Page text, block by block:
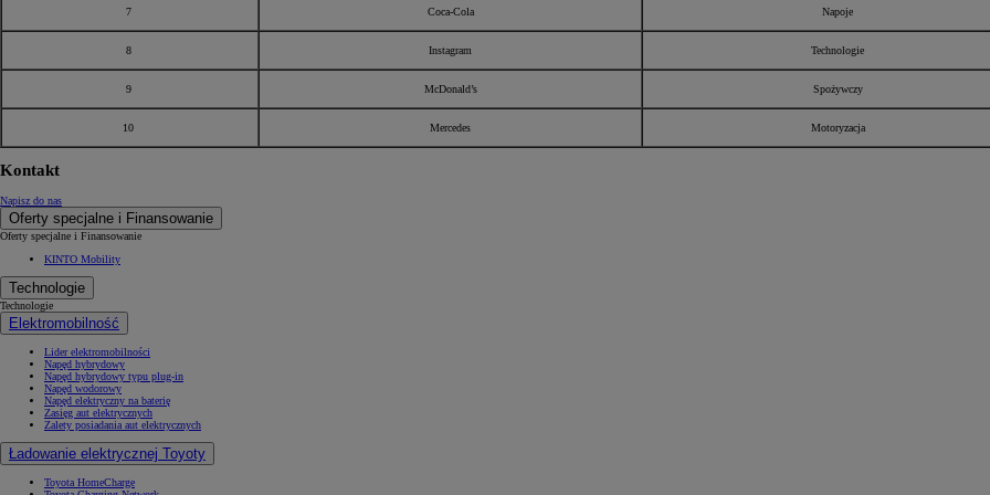
7 Coca-Cola Napoje
8 Instagram Technologie
9 McDonald’s Spożywczy
10 Mercedes Motoryzacja
Kontakt
Napisz do nas
Oferty specjalne i Finansowanie
Oferty specjalne i Finansowanie
KINTO Mobility
Technologie
Technologie
Elektromobilność
Lider elektromobilności
Napęd hybrydowy
Napęd hybrydowy typu plug-in
Napęd wodorowy
Napęd elektryczny na baterię
Zasięg aut elektrycznych
Zalety posiadania aut elektrycznych
Ładowanie elektrycznej Toyoty
Toyota HomeCharge